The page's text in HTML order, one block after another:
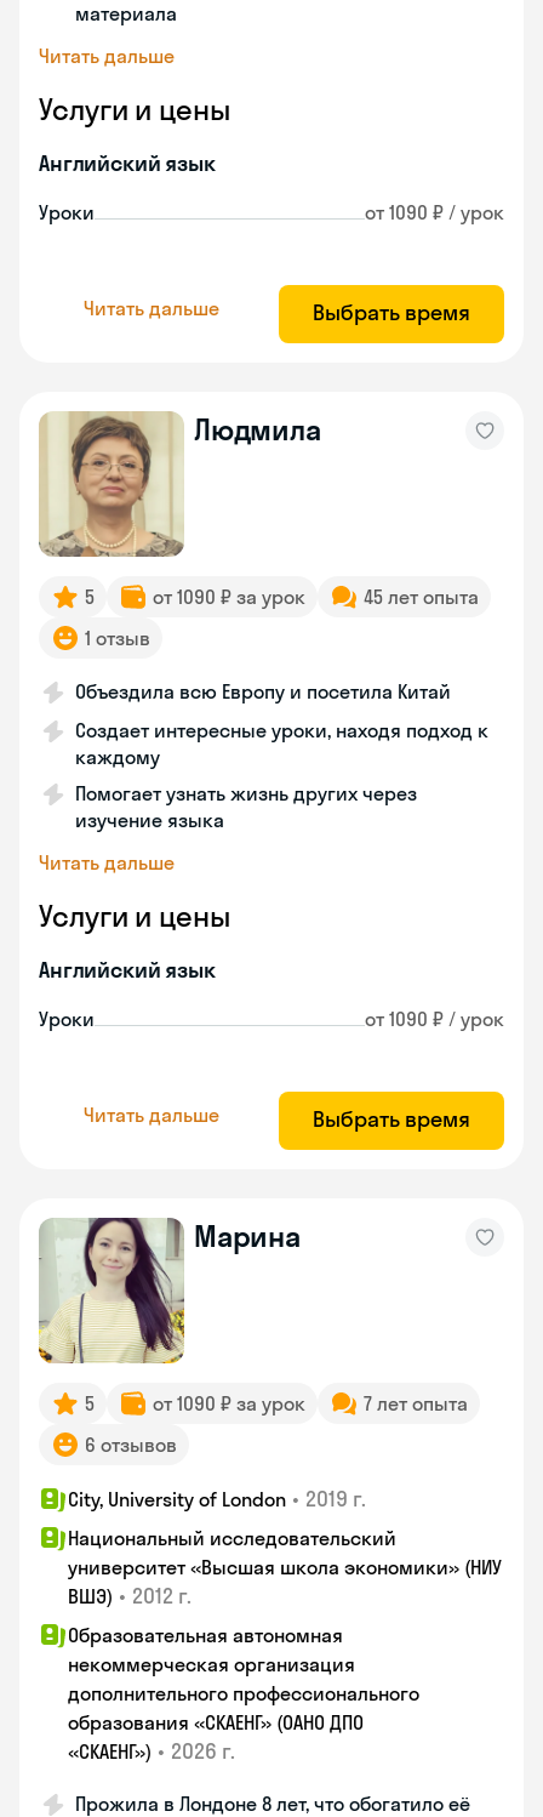
материала
Читать дальше
Услуги и цены
Английский язык
Уроки от 1090 ₽ / урок
Читать дальше Выбрать время
Людмила
5 от 1090 ₽ за урок
45 лет опыта
1 отзыв
Объездила всю Европу и посетила Китай
Создает интересные уроки, находя подход к
каждому
Помогает узнать жизнь других через
изучение языка
Читать дальше
Услуги и цены
Английский язык
Уроки от 1090 ₽ / урок
Читать дальше Выбрать время
Марина
5 от 1090 ₽ за урок
7 лет опыта
6 отзывов
City, University of London • 2019 г.
Национальный исследовательский
университет «Высшая школа экономики» (НИУ
ВШЭ) • 2012 г.
Образовательная автономная
некоммерческая организация
дополнительного профессионального
образования «СКАЕНГ» (ОАНО ДПО
«СКАЕНГ») • 2026 г.
Прожила в Лондоне 8 лет, что обогатило её